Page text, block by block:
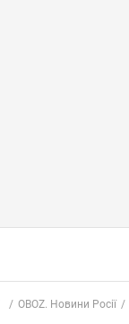
OBOZ. Новини Росії